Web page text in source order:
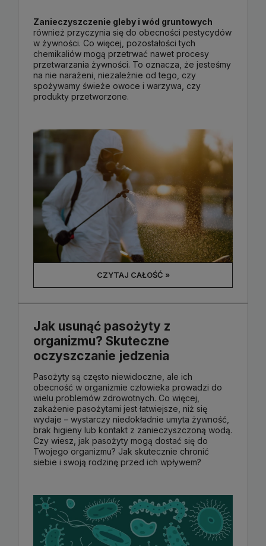
Zanieczyszczenie gleby i wód gruntowych
również przyczynia się do obecności pestycydów
w żywności. Co więcej, pozostałości tych
chemikaliów mogą przetrwać nawet procesy
przetwarzania żywności. To oznacza, że jesteśmy
na nie narażeni, niezależnie od tego, czy
spożywamy świeże owoce i warzywa, czy
produkty przetworzone.
CZYTAJ CAŁOŚĆ »
Jak usunąć pasożyty z
organizmu? Skuteczne
oczyszczanie jedzenia
Pasożyty są często niewidoczne, ale ich
obecność w organizmie człowieka prowadzi do
wielu problemów zdrowotnych. Co więcej,
zakażenie pasożytami jest łatwiejsze, niż się
wydaje – wystarczy niedokładnie umyta żywność,
brak higieny lub kontakt z zanieczyszczoną wodą.
Czy wiesz, jak pasożyty mogą dostać się do
Twojego organizmu? Jak skutecznie chronić
siebie i swoją rodzinę przed ich wpływem?